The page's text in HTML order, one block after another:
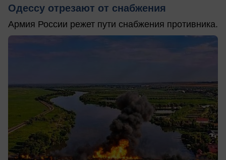
Одессу отрезают от снабжения
Армия России режет пути снабжения противника.